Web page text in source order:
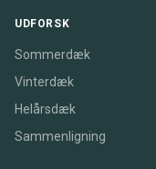
UDFORSK
Sommerdæk
Vinterdæk
Helårsdæk
Sammenligning